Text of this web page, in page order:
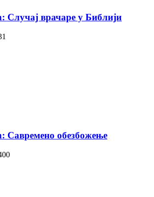
Случај врачаре у Библији
Савремено обезбожење